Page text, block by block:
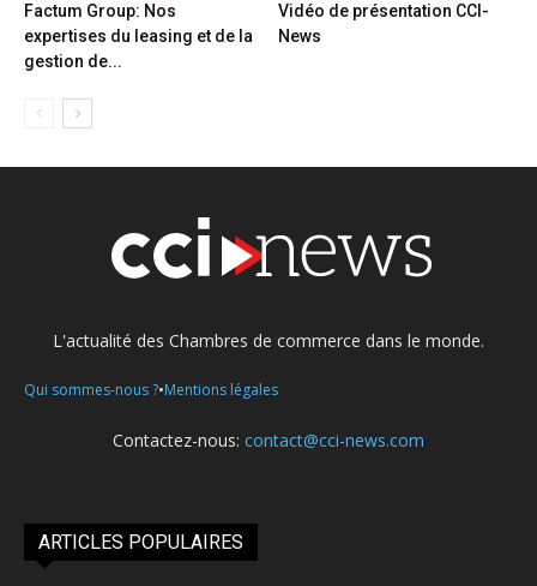
Factum Group: Nos
expertises du leasing et de la
gestion de...
Vidéo de présentation CCI-
News
L'actualité des Chambres de commerce dans le monde.
Qui sommes-nous ?•Mentions légales
Contactez-nous: contact@cci-news.com
ARTICLES POPULAIRES